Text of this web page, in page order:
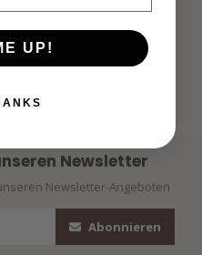
€84,99 €59,99
Newsletter
Newsletter-Angeboten
Abonnieren
UP!